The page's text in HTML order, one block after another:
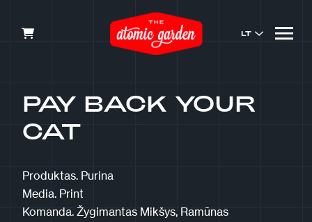
LT
PAY BACK YOUR
CAT
Produktas. Purina
Media. Print
Komanda. Žygimantas Mikšys, Ramūnas